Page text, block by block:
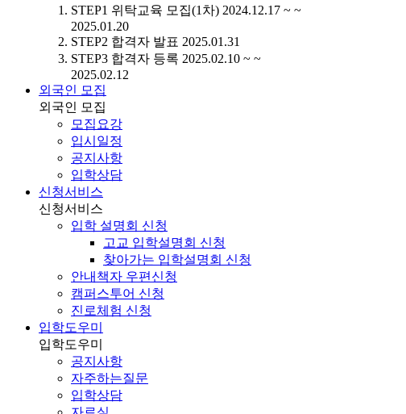
STEP1 위탁교육 모집(1차) 2024.12.17 ~ ~
2025.01.20
STEP2 합격자 발표 2025.01.31
STEP3 합격자 등록 2025.02.10 ~ ~
2025.02.12
외국인 모집
외국인 모집
모집요강
입시일정
공지사항
입학상담
신청서비스
신청서비스
입학 설명회 신청
고교 입학설명회 신청
찾아가는 입학설명회 신청
안내책자 우편신청
캠퍼스투어 신청
진로체험 신청
입학도우미
입학도우미
공지사항
자주하는질문
입학상담